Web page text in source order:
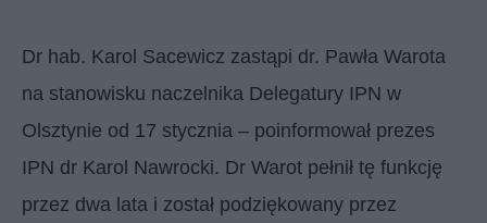
Dr hab. Karol Sacewicz zastąpi dr. Pawła Warota
na stanowisku naczelnika Delegatury IPN w
Olsztynie od 17 stycznia – poinformował prezes
IPN dr Karol Nawrocki. Dr Warot pełnił tę funkcję
przez dwa lata i został podziękowany przez